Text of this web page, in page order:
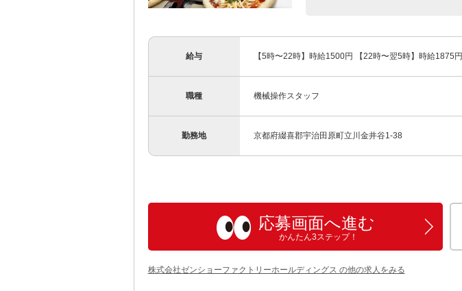
給与 【5時〜22時】時給1500円 【22時〜翌5時】時給1875円
職種 機械操作スタッフ
勤務地 京都府綴喜郡宇治田原町立川金井谷1-38
応募画面へ進む
かんたん3ステップ！
株式会社ゼンショーファクトリーホールディングス の他の求人をみる